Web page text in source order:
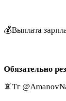
💰Выплата
Обязательно
📵Тг